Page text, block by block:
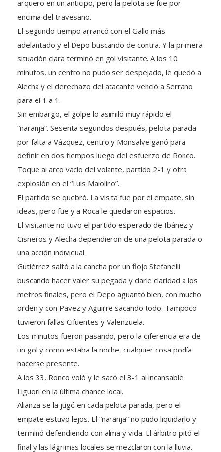
encima del travesaño.
El segundo tiempo arrancó con el Gallo más
adelantado y el Depo buscando de contra. Y la primera
situación clara terminó en gol visitante. A los 10
minutos, un centro no pudo ser despejado, le quedó a
Alecha y el derechazo del atacante venció a Serrano
para el 1 a 1.
Sin embargo, el golpe lo asimiló muy rápido el
“naranja”. Sesenta segundos después, pelota parada
por falta a Vázquez, centro y Monsalve ganó para
definir en dos tiempos luego del esfuerzo de Ronco.
Toque al arco vacío del volante, partido 2-1 y otra
explosión en el “Luis Maiolino”.
El partido se quebró. La visita fue por el empate, sin
ideas, pero fue y a Roca le quedaron espacios.
El visitante no tuvo el partido esperado de Ibáñez y
Cisneros y Alecha dependieron de una pelota parada o
una acción individual.
Gutiérrez saltó a la cancha por un flojo Stefanelli
buscando hacer valer su pegada y darle claridad a los
metros finales, pero el Depo aguantó bien, con mucho
orden y con Pavez y Aguirre sacando todo. Tampoco
tuvieron fallas Cifuentes y Valenzuela.
Los minutos fueron pasando, pero la diferencia era de
un gol y como estaba la noche, cualquier cosa podía
hacerse presente.
A los 33, Ronco voló y le sacó el 3-1 al incansable
Liguori en la última chance local.
Alianza se la jugó en cada pelota parada, pero el
empate estuvo lejos. El “naranja” no pudo liquidarlo y
terminó defendiendo con alma y vida. El árbitro pitó el
final y las lágrimas locales se mezclaron con la lluvia.
Otra noche de felicidad para un Depo que no quiere